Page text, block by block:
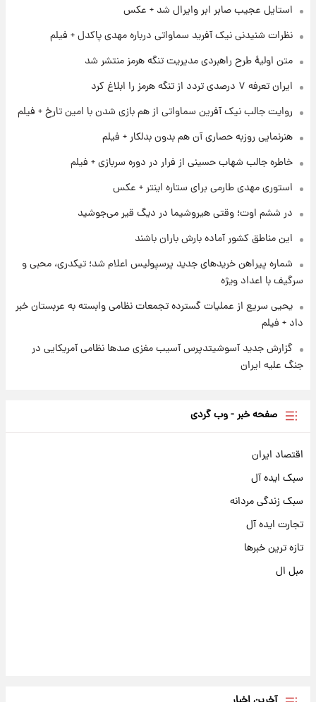
۱ روز پیش
شارژ جدید کالابرگ برای سه دهک؛ جزئیات اعلام
۱ روز پیش
شاهین، کوییک، اطلس، سهند و ساینا با اقساط
بلندمدت + جدول
سیگنال‌های جدید برای بازار طلا؛ پیش‌بینی
قیمت سکه و طلا فردا
استایل عجیب صابر ابر وایرال شد + عکس
نظرات شنیدنی نیک آفرید سماواتی درباره مهدی پاکدل + فیلم
متن اولیۀ طرح راهبردی مدیریت تنگه هرمز منتشر شد
ایران تعرفه ۷ درصدی تردد از تنگه هرمز را ابلاغ کرد
روایت جالب نیک آفرین سماواتی از هم بازی شدن با امین تارخ + فیلم
هنرنمایی روزبه حصاری آن هم بدون بدلکار + فیلم
خاطره جالب شهاب حسینی از فرار در دوره سربازی + فیلم
استوری مهدی طارمی برای ستاره اینتر + عکس
در ششم اوت؛ وقتی هیروشیما در دیگ قیر می‌جوشید
این مناطق کشور آماده بارش باران باشند
شماره پیراهن خریدهای جدید پرسپولیس اعلام شد؛ تیکدری، محبی و
سرگیف با اعداد ویژه
یحیی سریع از عملیات گسترده تجمعات نظامی وابسته به عربستان خبر
داد + فیلم
گزارش جدید آسوشیتدپرس آسیب مغزی صدها نظامی آمریکایی در
جنگ علیه ایران
صفحه خبر - وب گردی
اقتصاد ایران
سبک ایده آل
سبک زندگی مردانه
تجارت ایده آل
تازه ترین خبرها
مبل ال